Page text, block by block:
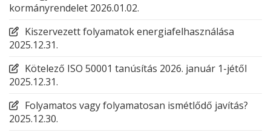
kormányrendelet 2026.01.02.
Kiszervezett folyamatok energiafelhasználása
2025.12.31.
Kötelező ISO 50001 tanúsítás 2026. január 1-jétől
2025.12.31.
Folyamatos vagy folyamatosan ismétlődő javítás?
2025.12.30.